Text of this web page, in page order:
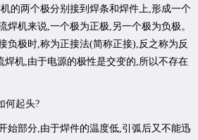
的两个极分别接到焊条和焊件上,形成一个
焊机来说,一个极为正极,另一个极为负极。
负极时,称为正接法(简称正接),反之称为反
焊机,由于电源的极性是交变的,所以不存在
何起头?
始部分,由于焊件的温度低,引弧后又不能迅